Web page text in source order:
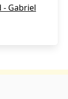
- Gabriel